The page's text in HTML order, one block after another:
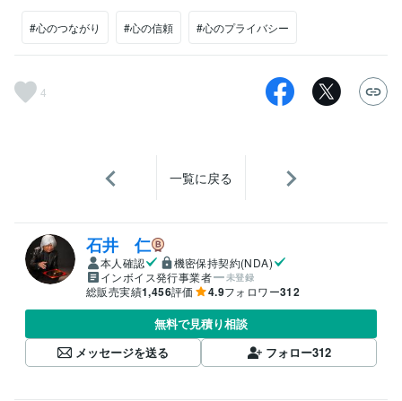
#心のつながり #心の信頼 #心のプライバシー
4
一覧に戻る
石井 仁
本人確認
機密保持契約(NDA)
インボイス発行事業者
未登録
総販売実績1,456評価 4.9フォロワー312
無料で見積り相談
メッセージを送る
フォロー312